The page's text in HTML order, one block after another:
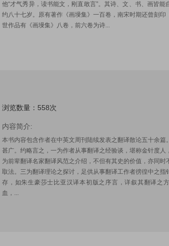
他“才气秀异，读书能文，刚直敢言”。其诗、文、书、画皆能
约八十七岁。原有著作《画墁集》一百卷，南宋时期还曾刻印
世作品有《画墁集》八卷，前六卷为诗...
浏览数量：558次
内容简介:
本书内容包含作者在中英文周刊陆续发表之翻译散论五十余篇
甚广。约略言之，一为作者从事翻译之经验谈，堪称金针度人
为前辈翻译名家翻译风范之介绍，不但有其史的价值，亦同时
取法。三为翻译理论之探讨，足供从事翻译工作者徬徨中之指
存，如朱生豪莎士比亚汉译本初版之序言，详叙其翻译之
血，...